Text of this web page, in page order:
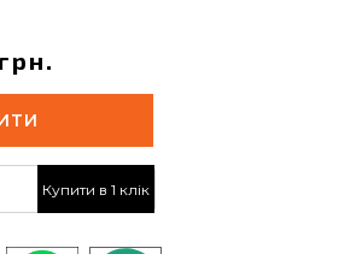
Купити в 1 клік